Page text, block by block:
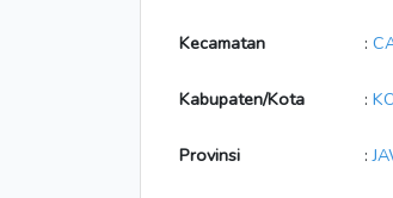
Kecamatan :
Kabupaten/Kota :
Provinsi :